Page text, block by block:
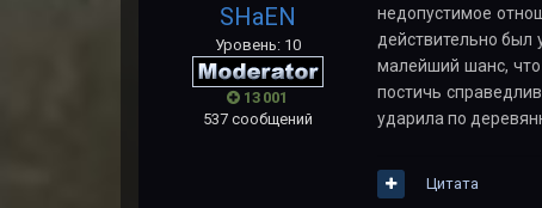
SHaEN
Уровень: 10
13 001
537 сообщений
недопустимое
действительно был
малейший шанс,
постичь
ударила по
Цитата